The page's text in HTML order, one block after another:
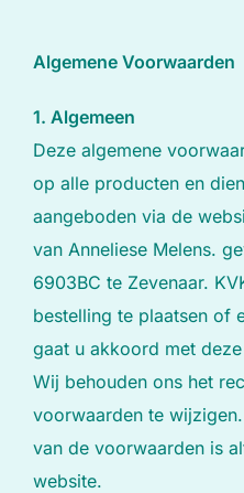
Algemene Voorwaarden
1. Algemeen
Deze algemene
op alle producten en
aangeboden via de
van Anneliese Melens.
6903BC te Zevenaar.
bestelling te plaatsen of
gaat u akkoord met
Wij behouden ons het
voorwaarden te
van de voorwaarden is
website.